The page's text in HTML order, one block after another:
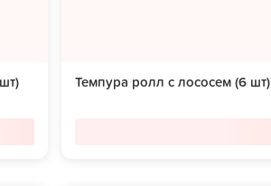
Темпура ролл с лососем (6 шт)